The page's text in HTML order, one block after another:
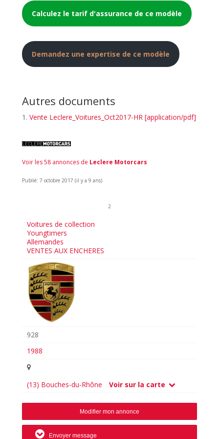
Calculez le tarif d'assurance de ce modèle
Demandez une expertise de ce modèle
Autres documents
Vente Leclere_Voitures_Oct2017-HR [application/pdf]
Voir les 58 annonces de Leclere Motorcars
Publié: 7 octobre 2017 (il y a 9 ans)
2
Voitures de collection
Youngtimers
Allemandes
VENTES AUX ENCHERES
928
1988
(13) Bouches-du-Rhône Voir sur la carte
Modifier mon annonce
Envoyer message